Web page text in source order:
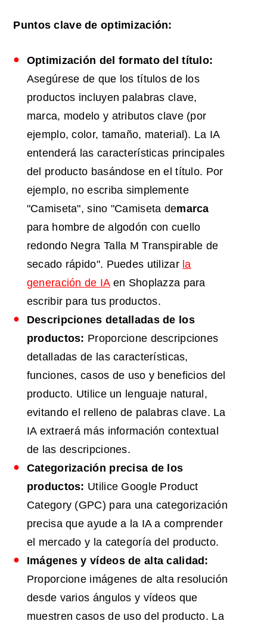
Puntos clave de optimización:
Optimización del formato del título:
Asegúrese de que los títulos de los
productos incluyen palabras clave,
marca, modelo y atributos clave (por
ejemplo, color, tamaño, material). La IA
entenderá las características principales
del producto basándose en el título. Por
ejemplo, no escriba simplemente
"Camiseta", sino "Camiseta demarca
para hombre de algodón con cuello
redondo Negra Talla M Transpirable de
secado rápido". Puedes utilizar la
generación de IAen Shoplazza para
escribir para tus productos.
Descripciones detalladas de los
productos: Proporcione descripciones
detalladas de las características,
funciones, casos de uso y beneficios del
producto. Utilice un lenguaje natural,
evitando el relleno de palabras clave. La
IA extraerá más información contextual
de las descripciones.
Categorización precisa de los
productos: Utilice Google Product
Category (GPC) para una categorización
precisa que ayude a la IA a comprender
el mercado y la categoría del producto.
Imágenes y vídeos de alta calidad:
Proporcione imágenes de alta resolución
desde varios ángulos y vídeos que
muestren casos de uso del producto. La